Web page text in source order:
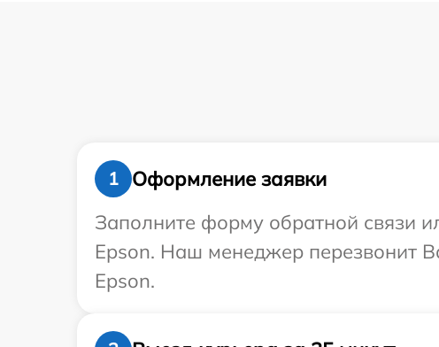
1
Оформление заявки
Заполните форму обратной связи
Epson. Наш менеджер перезвонит
Epson.